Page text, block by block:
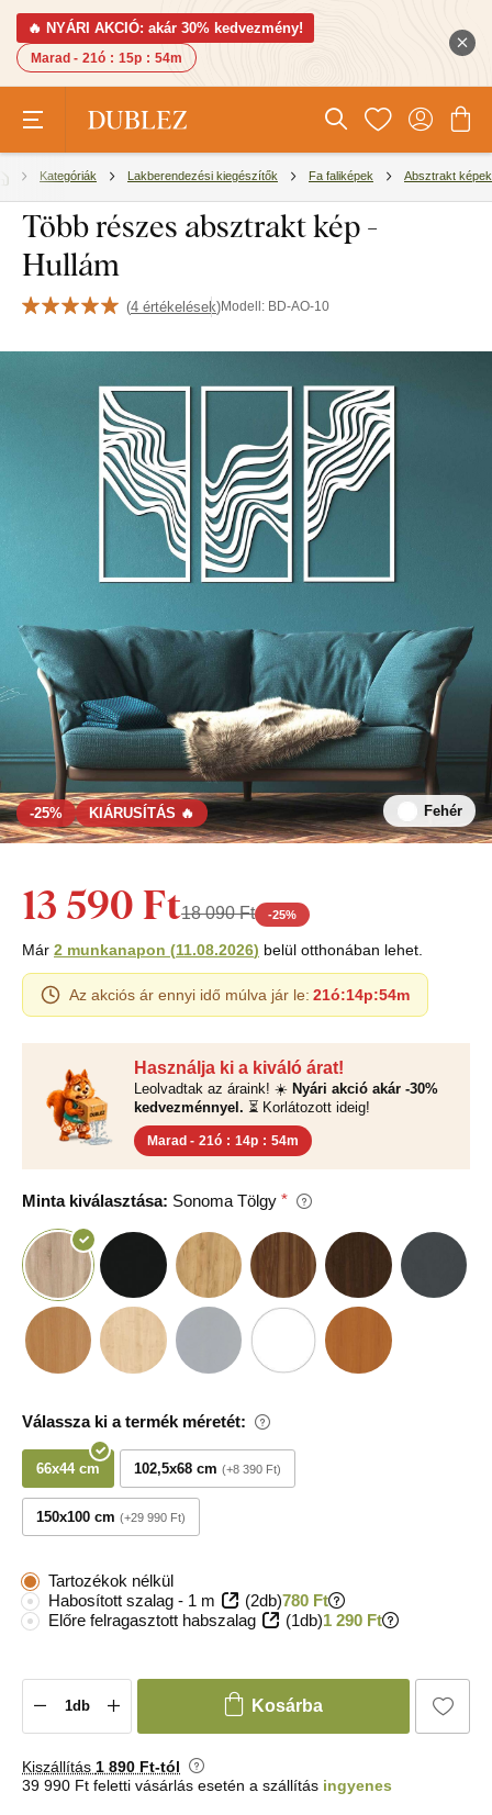
🔥 NYÁRI AKCIÓ: akár 30% kedvezmény!
Marad - 21ó : 15p : 53m
Kategóriák Lakberendezési kiegészítők Fa faliképek Absztrakt képek
Több részes absztrakt kép -
Hullám
(4 értékelések)Modell: BD-AO-10
-25% KIÁRUSÍTÁS 🔥 Fehér
Használja ki a kiváló árat!
Leolvadtak az áraink! ☀️ Nyári akció akár -30%
kedvezménnyel. ⏳ Korlátozott ideig!
Marad - 21ó : 14p : 54m
Minta kiválasztása: Sonoma Tölgy
Válassza ki a termék méretét:
66x44 cm 102,5x68 cm +8 390 Ft
150x100 cm +29 990 Ft
13 590 Ft18 090 Ft -25%
Már 2 munkanapon (11.08.2026) belül otthonában lehet.
Az akciós ár ennyi idő múlva jár le: 21ó:14p:54m
Tartozékok nélkül
Habosított szalag - 1 m
(2db)780 Ft
Előre felragasztott habszalag
(1db)1 290 Ft
Kosárba
Kiszállítás 1 890 Ft-tól
39 990 Ft feletti vásárlás esetén a szállítás ingyenes